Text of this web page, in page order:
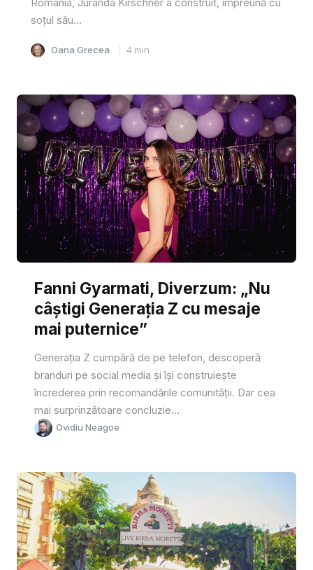
soțul său...
Oana Grecea 4 min
Fanni Gyarmati, Diverzum: „Nu
câștigi Generația Z cu mesaje
mai puternice”
Generația Z cumpără de pe telefon, descoperă
branduri pe social media și își construiește
încrederea prin recomandările comunității. Dar cea
mai surprinzătoare concluzie...
Ovidiu Neagoe